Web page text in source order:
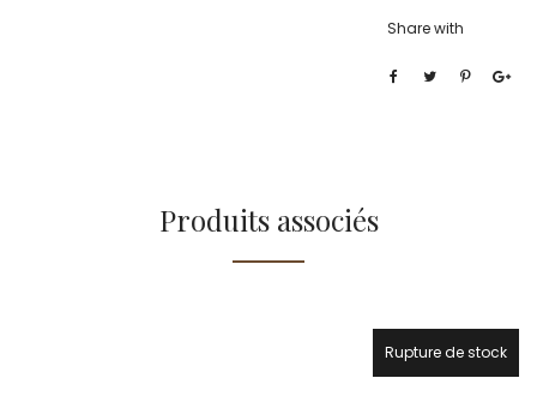
Share with
Produits associés
21.7%
Rupture de stock